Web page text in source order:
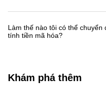
Làm thế nào tôi có thể chuyển
tính tiền mã hóa?
Khám phá thêm